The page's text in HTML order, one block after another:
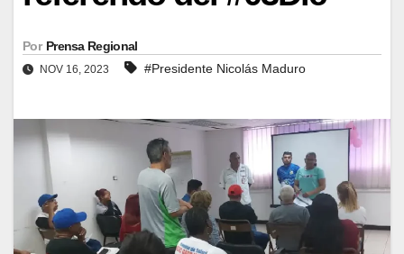
Por Prensa Regional
NOV 16, 2023 #Presidente Nicolás Maduro